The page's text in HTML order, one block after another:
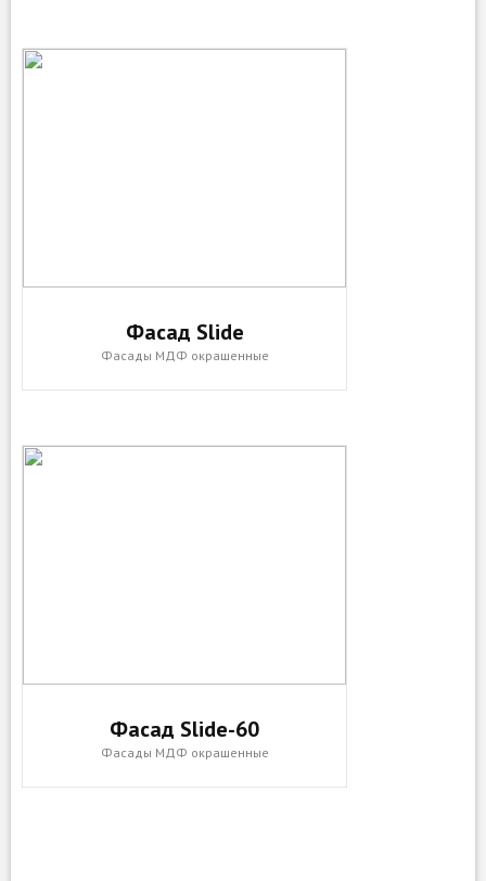
Фасад Slide
Фасады МДФ окрашенные
Фасад Slide-60
Фасады МДФ окрашенные